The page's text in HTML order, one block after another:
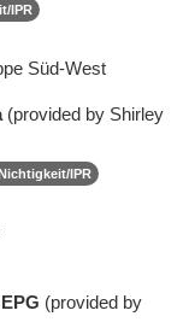
IPR
Süd-West
(provided by Shirley
IPR
(provided by